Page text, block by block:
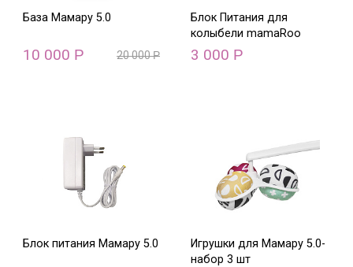
База Мамару 5.0
10 000 Р 20 000Р
Блок Питания для
колыбели mamaRoo
3 000 Р
Блок питания Мамару 5.0
Игрушки для Мамару 5.0-
набор 3 шт